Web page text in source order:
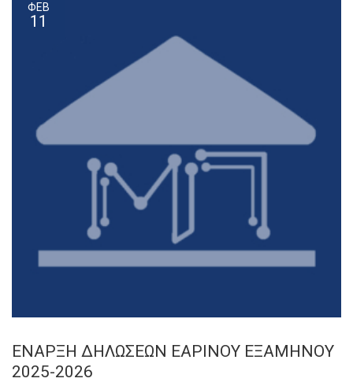
ΦΕΒ
11
ΕΝΑΡΞΗ ΔΗΛΩΣΕΩΝ ΕΑΡΙΝΟΥ ΕΞΑΜΗΝΟΥ
2025-2026